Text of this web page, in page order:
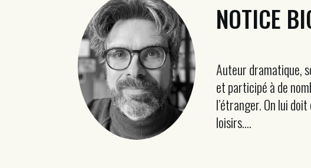
NOTICE
Auteur dramatique,
et participé à de
l’étranger. On lui
loisirs....